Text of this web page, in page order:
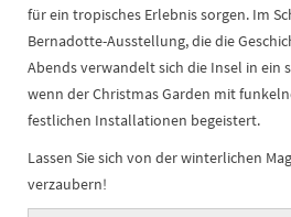
für ein tropisches Erlebnis sorgen. Im
Bernadotte-Ausstellung, die die
Abends verwandelt sich die Insel in ein
wenn der Christmas Garden mit
festlichen Installationen begeistert.
Lassen Sie sich von der winterlichen
verzaubern!